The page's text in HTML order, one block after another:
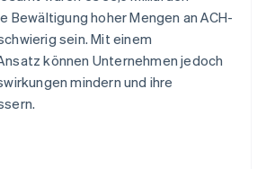
Bewältigung hoher Mengen an ACH-
sein. Mit einem
können Unternehmen jedoch
mindern und ihre